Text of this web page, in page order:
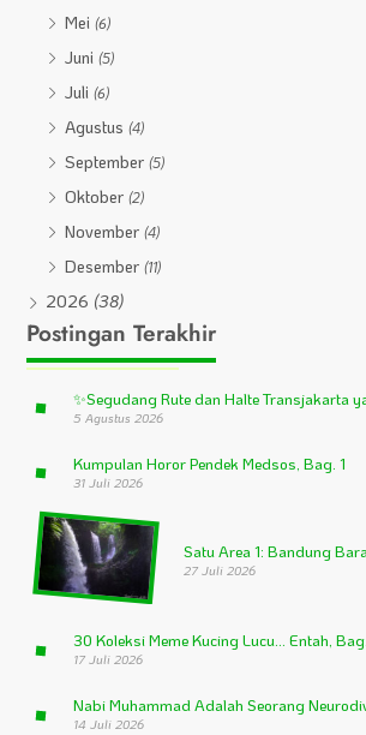
Mei(6)
Juni(5)
Juli(6)
Agustus(4)
September(5)
Oktober(2)
November(4)
Desember(11)
2026 (38)
Postingan Terakhir
✨Segudang Rute dan Halte Transjakarta
5 Agustus 2026
Kumpulan Horor Pendek Medsos, Bag. 1
31 Juli 2026
Satu Area 1: Bandung
27 Juli 2026
30 Koleksi Meme Kucing Lucu… Entah,
17 Juli 2026
Nabi Muhammad Adalah Seorang
14 Juli 2026